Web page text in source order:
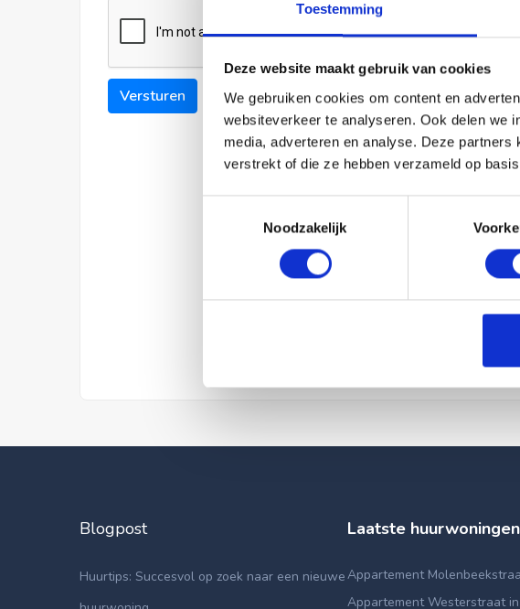
Toestemming
Deze website maakt gebruik van cookies
We gebruiken cookies om content en
websiteverkeer te analyseren. Ook delen we
media, adverteren en analyse. Deze
verstrekt of die ze hebben verzameld op
Noodzakelijk
Versturen
Blogpost
Huurtips: Succesvol op zoek naar een nieuwe
Laatste huurwoningen
Appartement
Appartement Westerstraat